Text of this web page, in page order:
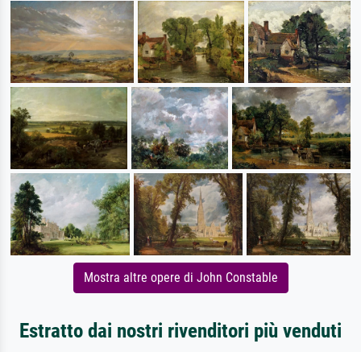
Mostra altre opere di John Constable
Estratto dai nostri rivenditori più venduti